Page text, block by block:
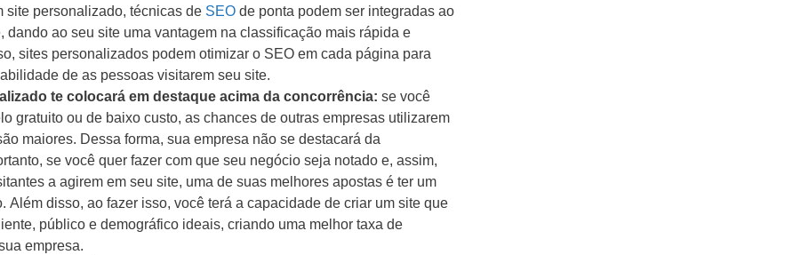
site personalizado, técnicas de SEOde ponta podem ser integradas ao
dando ao seu site uma vantagem na classificação mais rápida e
sites personalizados podem otimizar o SEO em cada página para
de as pessoas visitarem seu site.
tecolocará em destaque acima da concorrência: se você
gratuito ou de baixo custo, as chances de outras empresas utilizarem
maiores. Dessa forma, sua empresa não se destacará da
se você quer fazer com que seu negócio seja notado e, assim,
a agirem em seu site, uma de suas melhores apostas é ter um
Além disso, ao fazer isso, você terá a capacidade de criar um site que
público e demográfico ideais, criando uma melhor taxa de
empresa.